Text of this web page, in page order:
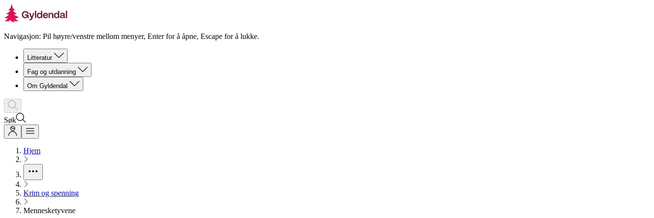
Navigasjon: Pil høyre/venstre mellom menyer, Enter for å åpne, Escape for å lukke.
Litteratur
Fag og utdanning
Om Gyldendal
Søk
Hjem
Krim og spenning
Mennesketyvene